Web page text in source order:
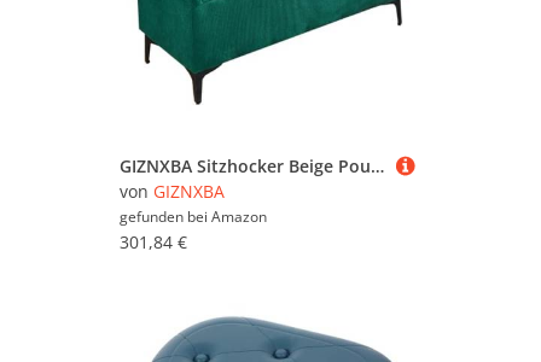
GIZNXBA Sitzhocker Beige Pouf Hocker Fußhocker Für Das Schlafzimmer Polsterhocker Mit Stauraum Bettende Mit Metallbeinen Für Schlafzimmer, Wohnzimmer, Couch(Green A,60cm)
von GIZNXBA
gefunden bei Amazon
301,84 €